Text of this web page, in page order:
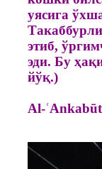
уясига
этиб,
эди. Бу
йўқ.)
Al-